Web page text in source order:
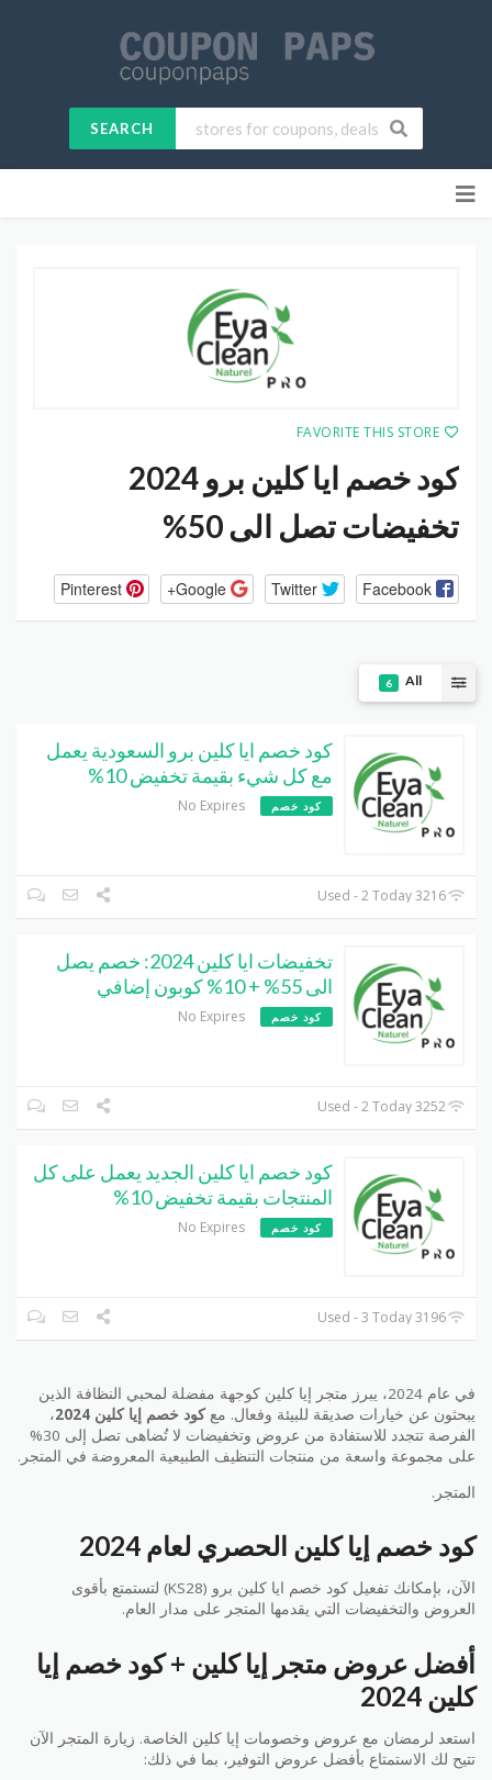
SEARCH
to
FAVORITE THIS STORE
كود خصم ايا كلين برو 2024
تخفيضات تصل الى 50%
Facebook
Twitter
Google+
Pinterest
All
6
كود خصم ايا كلين برو السعودية يعمل
مع كل شيء بقيمة تخفيض 10%
كود خصم No Expires
3216 Used - 2 Today
تخفيضات ايا كلين 2024: خصم يصل
الى 55% + 10% كوبون إضافي
كود خصم No Expires
3252 Used - 2 Today
كود خصم ايا كلين الجديد يعمل على كل
المنتجات بقيمة تخفيض 10%
كود خصم No Expires
3196 Used - 3 Today
في عام 2024، يبرز متجر إيا كلين كوجهة مفضلة لمحبي النظافة الذين
يبحثون عن خيارات صديقة للبيئة وفعال. معكود خصم إيا كلين 2024
،
الفرصة تتجدد للاستفادة من عروض وتخفيضات لا تُضاهى تصل إلى 30%
على مجموعة واسعة من منتجات التنظيف الطبيعية المعروضة في المتجر.
المتجر.
كود خصم إيا كلين الحصري لعام 2024
الآن، بإمكانك تفعيل كود خصم ايا كلين برو (KS28) لتستمتع بأقوى
العروض والتخفيضات التي يقدمها المتجر على مدار العام.
أفضل عروض متجر إيا كلين + كود خصم إيا
كلين 2024
استعد لرمضان مع عروض وخصومات إيا كلين الخاصة. زيارة المتجر الآن
تتيح لك الاستمتاع بأفضل عروض التوفير، بما في ذلك: